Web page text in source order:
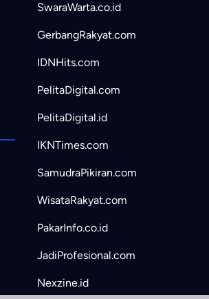
SwaraWarta.co.id
GerbangRakyat.com
IDNHits.com
PelitaDigital.com
PelitaDigital.id
IKNTimes.com
SamudraPikiran.com
WisataRakyat.com
PakarInfo.co.id
JadiProfesional.com
Nexzine.id